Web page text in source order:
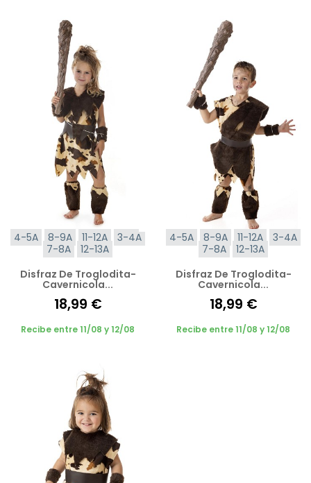
4-5A 8-9A 11-12A
3-4A
7-8A
12-13A
Disfraz De Troglodita-
Cavernicola...
18,99 €
Recibe entre 11/08 y 12/08
4-5A 8-9A 11-12A
3-4A
7-8A
12-13A
Disfraz De Troglodita-
Cavernicola...
18,99 €
Recibe entre 11/08 y 12/08